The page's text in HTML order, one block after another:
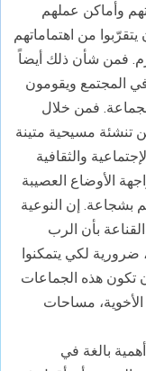
وأماكن عملهم
من اهتماماتهم
فمن شأن ذلك أيضاً
المجتمع ويقومون
فمن خلال
تنشئة مسيحية متينة
والثقافية
الأوضاع العصيبة
بشجاعة. إن النوعية
بأن الرب
ضرورية لكي يتمكنوا
تكون هذه الجماعات
مساحات
بالغة في